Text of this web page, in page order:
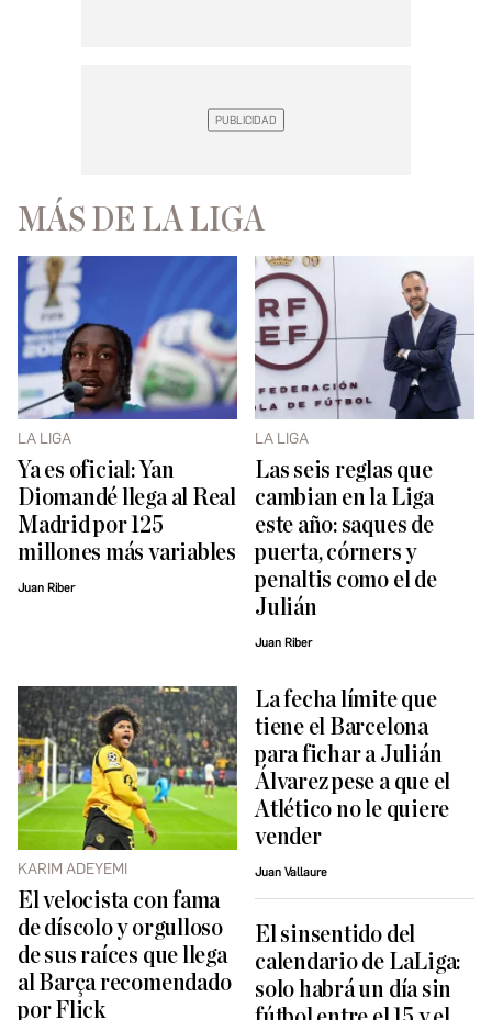
MÁS DE LA LIGA
LA LIGA
Ya es oficial: Yan
Diomandé llega al Real
Madrid por 125
millones más variables
Juan Riber
LA LIGA
Las seis reglas que
cambian en la Liga
este año: saques de
puerta, córners y
penaltis como el de
Julián
Juan Riber
KARIM ADEYEMI
El velocista con fama
de díscolo y orgulloso
de sus raíces que llega
al Barça recomendado
por Flick
La fecha límite que
tiene el Barcelona
para fichar a Julián
Álvarez pese a que el
Atlético no le quiere
vender
Juan Vallaure
El sinsentido del
calendario de LaLiga:
solo habrá un día sin